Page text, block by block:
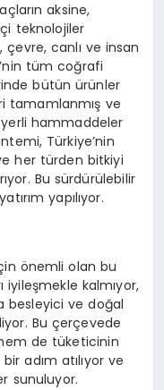
aksine,
teknolojiler
canlı ve insan
tüm coğrafi
bütün ürünler
tamamlanmış ve
yerli hammaddeler
Türkiye’nin
her türden bitkiyi
Bu sürdürülebilir
yapılıyor.
önemli olan bu
kalmıyor,
besleyici ve doğal
Bu çerçevede
de tüketicinin
adım atılıyor ve
sunuluyor.